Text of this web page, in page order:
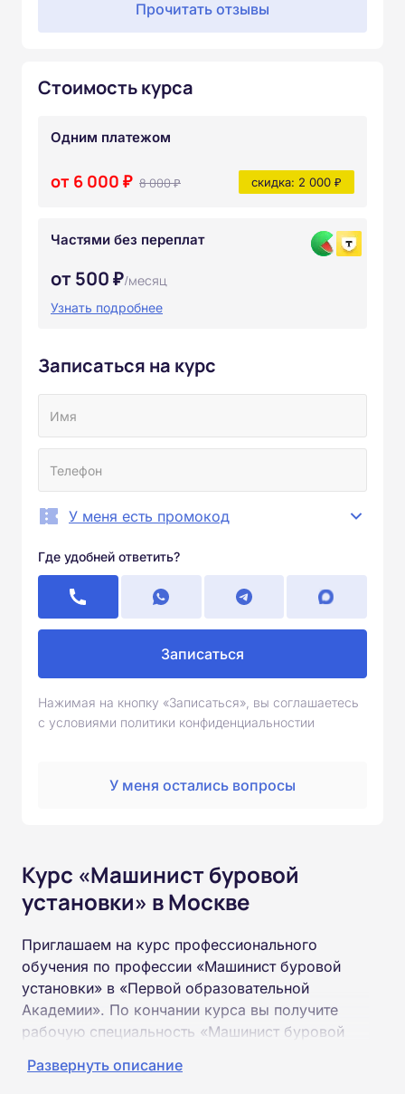
Прочитать отзывы
Стоимость курса
Одним платежом
от 6 000 ₽ 8 000 ₽ скидка: 2 000 ₽
Частями без переплат
от 500 ₽/месяц
Узнать подробнее
Записаться на курс
У меня есть промокод
Где удобней ответить?
Записаться
Нажимая на кнопку «Записаться», вы соглашаетесь
с условиями политики конфиденциальностии
У меня остались вопросы
Курс «Машинист буровой
установки» в Москве
Приглашаем на курс профессионального
обучения по профессии «Машинист буровой
установки» в «Первой образовательной
Академии». По кончании курса вы получите
рабочую специальность «Машинист буровой
Развернуть описание